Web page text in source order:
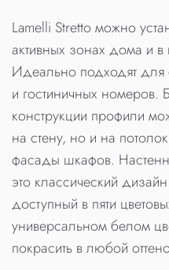
Lamelli Stretto можно
активных зонах дома и
Идеально подходят
и гостиничных номеров.
конструкции профили
на стену, но и на
фасады шкафов.
это классический
доступный в пяти
универсальном белом
покрасить в любой